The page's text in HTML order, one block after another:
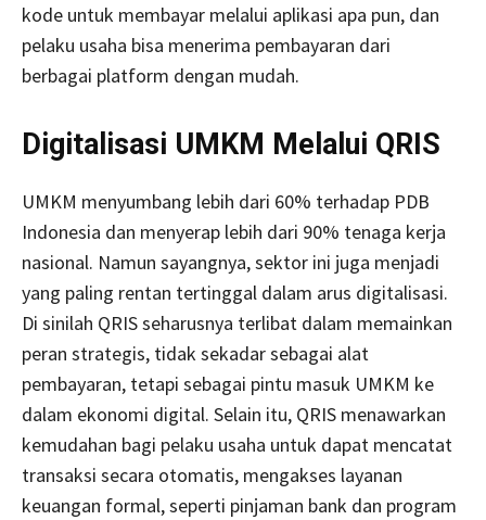
kode untuk membayar melalui aplikasi apa pun, dan
pelaku usaha bisa menerima pembayaran dari
berbagai platform dengan mudah.
Digitalisasi UMKM Melalui QRIS
UMKM menyumbang lebih dari 60% terhadap PDB
Indonesia dan menyerap lebih dari 90% tenaga kerja
nasional. Namun sayangnya, sektor ini juga menjadi
yang paling rentan tertinggal dalam arus digitalisasi.
Di sinilah QRIS seharusnya terlibat dalam memainkan
peran strategis, tidak sekadar sebagai alat
pembayaran, tetapi sebagai pintu masuk UMKM ke
dalam ekonomi digital. Selain itu, QRIS menawarkan
kemudahan bagi pelaku usaha untuk dapat mencatat
transaksi secara otomatis, mengakses layanan
keuangan formal, seperti pinjaman bank dan program